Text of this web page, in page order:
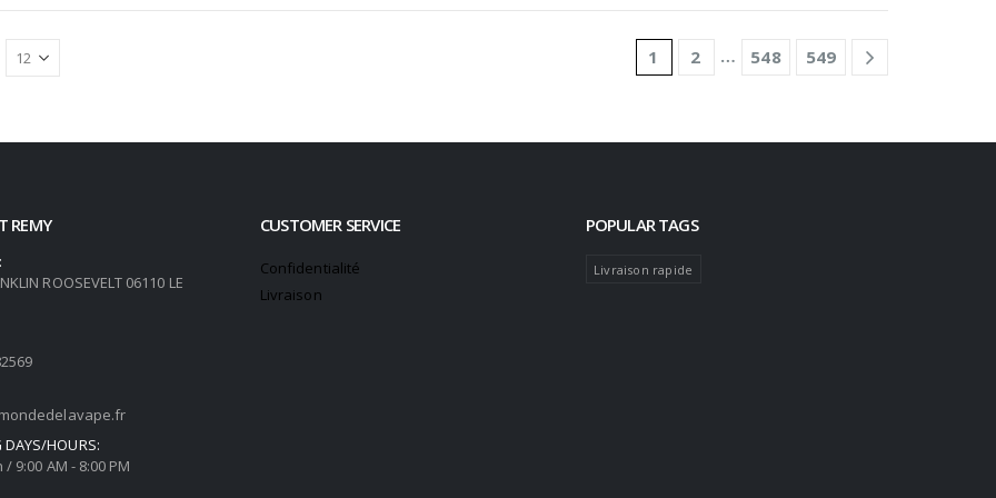
1 2 … 548 549
REMY
ROOSEVELT 06110 LE
DAYS/HOURS:
9:00 AM - 8:00 PM
CUSTOMER SERVICE
Confidentialité
Livraison
POPULAR TAGS
Livraison rapide